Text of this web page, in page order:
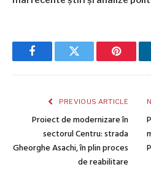
FacebookTwitter
PREVIOUS ARTICLE
Proiect de modernizare în
sectorul Centru: strada
Gheorghe Asachi, în plin proces
de reabilitare